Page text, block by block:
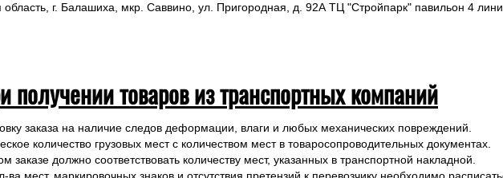
область, г. Балашиха, мкр. Саввино, ул. Пригородная, д. 92А ТЦ "Стройпарк" павильон 4
получении товаров из транспортных компаний
заказа на наличие следов деформации, влаги и любых механических повреждений.
количество грузовых мест с количеством мест в товаросопроводительных документах.
заказе должно соответствовать количеству мест, указанных в транспортной накладной.